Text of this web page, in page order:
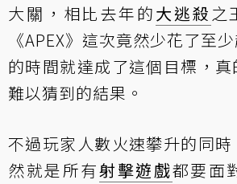
大關，相比去年的大逃殺 之
《APEX》這次竟然少花了至
的時間就達成了這個目標，
難以猜到的結果。
不過玩家人數火速攀升的同
然就是所有射擊遊戲都要面